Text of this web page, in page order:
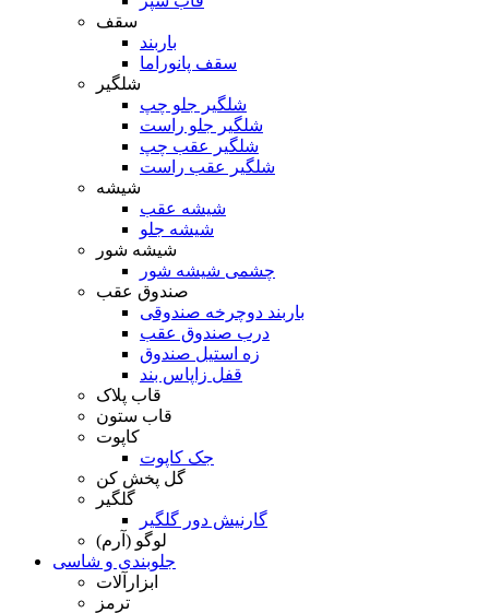
سقف
باربند
سقف پانوراما
شلگیر
شلگیر جلو چپ
شلگیر جلو راست
شلگیر عقب چپ
شلگیر عقب راست
شیشه
شیشه عقب
شیشه جلو
شیشه شور
چشمی شیشه شور
صندوق عقب
باربند دوچرخه صندوقی
درب صندوق عقب
زه استیل صندوق
قفل زاپاس بند
قاب پلاک
قاب ستون
کاپوت
جک کاپوت
گل پخش کن
گلگیر
گارنیش دور گلگیر
لوگو (آرم)
جلوبندی و شاسی
ابزارآلات
ترمز